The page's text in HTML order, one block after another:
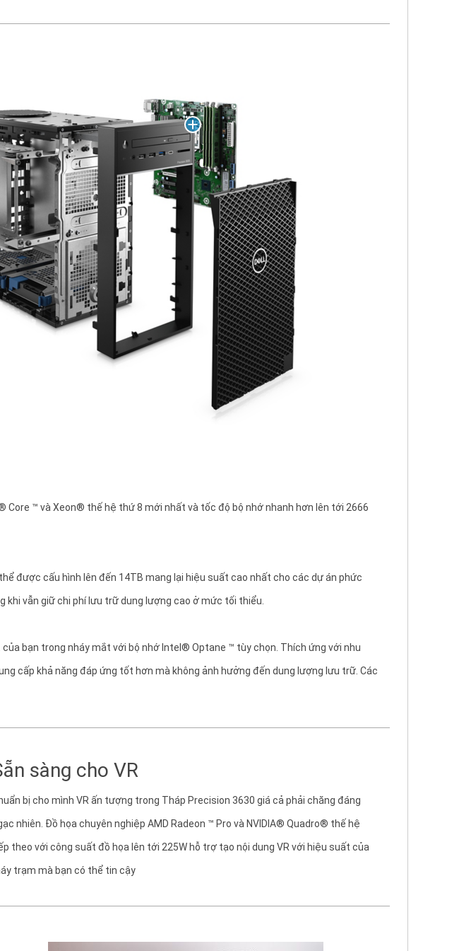
™ và Xeon® thế hệ thứ 8 mới nhất và tốc độ bộ nhớ nhanh hơn lên tới 2666
được cấu hình lên đến 14TB mang lại hiệu suất cao nhất cho các dự án phức
vẫn giữ chi phí lưu trữ dung lượng cao ở mức tối thiểu.
bạn trong nháy mắt với bộ nhớ Intel® Optane ™ tùy chọn. Thích ứng với nhu
cấp khả năng đáp ứng tốt hơn mà không ảnh hưởng đến dung lượng lưu trữ. Các
sàng cho VR
bị cho mình VR ấn tượng trong Tháp Precision 3630 giá cả phải chăng đáng
nhiên. Đồ họa chuyên nghiệp AMD Radeon ™ Pro và NVIDIA® Quadro® thế hệ
theo với công suất đồ họa lên tới 225W hỗ trợ tạo nội dung VR với hiệu suất của
trạm mà bạn có thể tin cậy